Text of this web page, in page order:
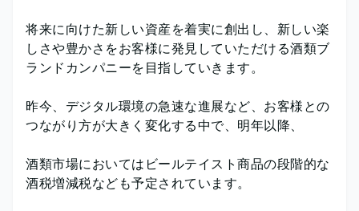
将来に向けた新しい資産を着実に創出し、新しい楽
しさや豊かさをお客様に発見していただける酒類ブ
ランドカンパニーを目指していきます。
昨今、デジタル環境の急速な進展など、お客様との
つながり方が大きく変化する中で、明年以降、
酒類市場においてはビールテイスト商品の段階的な
酒税増減税なども予定されています。